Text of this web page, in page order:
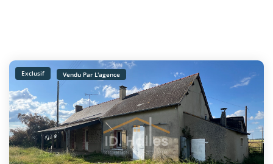
Exclusif Vendu Par L'agence